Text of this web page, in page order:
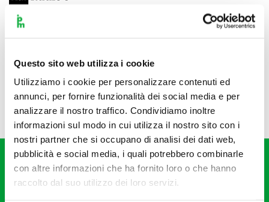
Questo sito web utilizza i cookie
Utilizziamo i cookie per personalizzare contenuti ed
annunci, per fornire funzionalità dei social media e per
analizzare il nostro traffico. Condividiamo inoltre
informazioni sul modo in cui utilizza il nostro sito con i
nostri partner che si occupano di analisi dei dati web,
pubblicità e social media, i quali potrebbero combinarle
con altre informazioni che ha fornito loro o che hanno
raccolto dal suo utilizzo dei loro servizi.